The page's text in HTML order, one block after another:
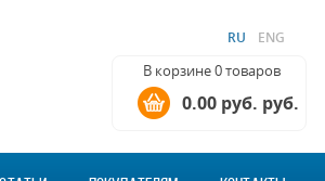
RU ENG
В корзине 0 товаров
0.00 руб. руб.